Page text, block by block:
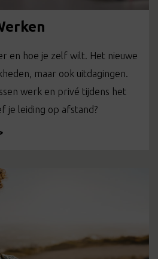
en hoe je zelf wilt. Het nieuwe
maar ook uitdagingen.
werk en privé tijdens het
je leiding op afstand?